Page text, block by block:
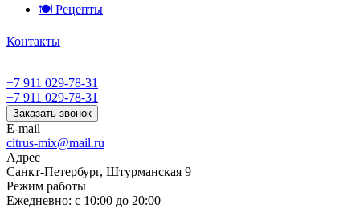
🍽 Рецепты
Контакты
+7 911 029-78-31
+7 911 029-78-31
Заказать звонок
E-mail
citrus-mix@mail.ru
Адрес
Санкт-Петербург, Штурманская 9
Режим работы
Ежедневно: с 10:00 до 20:00